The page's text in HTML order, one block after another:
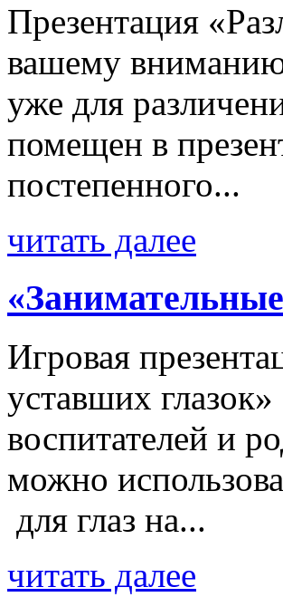
Презентация
вашему
уже для
помещен в
постепенного...
читать далее
Игровая
уставших
воспитателей и
можно
для глаз на...
читать далее